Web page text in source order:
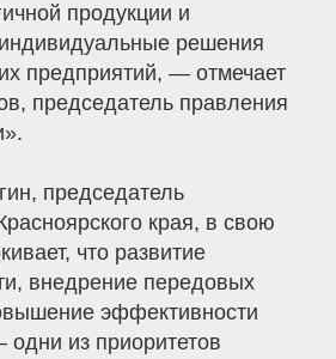
продукции и
решения
предприятий, — отмечает
председатель правления
председатель
края, в свою
что развитие
внедрение передовых
эффективности
из приоритетов